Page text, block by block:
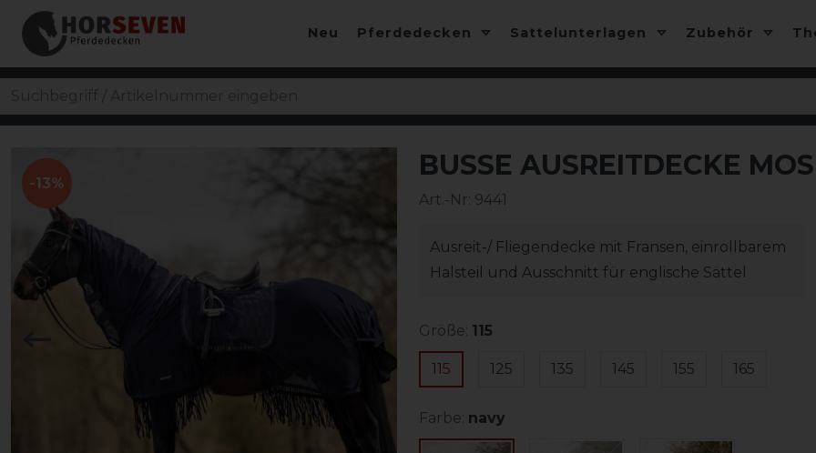
Neu Pferdedecken Sattelunterlagen Zubehör
-13%
BUSSE AUSREITDECKE
Art.-Nr: 9441
Ausreit-/ Fliegendecke mit Fransen, einrollbarem
Halsteil und Ausschnitt für englische Sättel
Größe: 115
115 125 135 145 155 165
Farbe: navy